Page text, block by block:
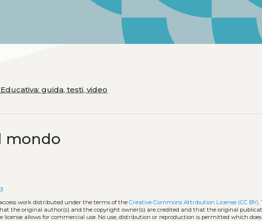
guida, testi, video
mondo
work distributed under the terms of theCreative Commons Attribution License (CC BY).
the original author(s) and the copyright owner(s) are credited and that the original
license allows for commercial use. No use, distribution or reproduction is permitted which